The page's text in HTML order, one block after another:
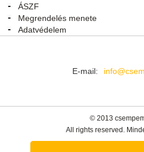
ÁSZF
Megrendelés menete
Adatvédelem
E-mail:
© 2013
All rights reserved.